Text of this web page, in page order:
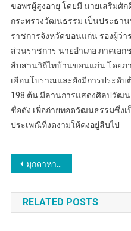
ขอพรผู้สูงอายุ โดยมี นายเสริมศั
กระทรวงวัฒนธรรม เป็นประธา
ราชการจังหวัดขอนแก่น รองผู้ว่
ส่วนราชการ นายอำเภอ ภาคเอ
สืบสานวิถีไทบ้านขอนแก่น โดยภ
เฮือนโบราณและยังมีการประดั
198 ต้น มีลานการแสดงศิลปวัฒ
ชื่อดัง เพื่อถ่ายทอดวัฒนธรรมซึ่
ประเพณีที่งดงามให้คงอยู่สืบไป
แนะแนว
เรื่อง
มุกดาหาร เกิดเหตุไฟไหม้กุฎิพระเสียหายทั้งหลัง
RELATED POSTS